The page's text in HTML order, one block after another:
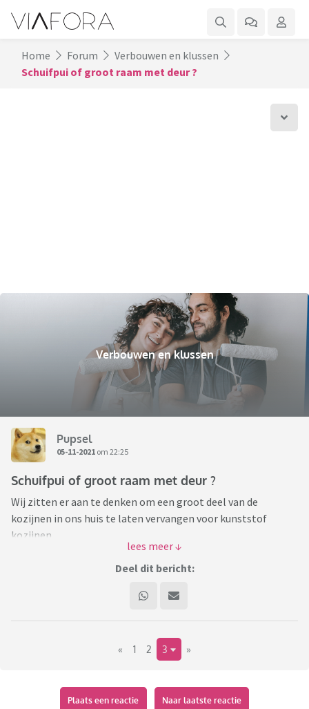
Home Forum
Verbouwen en klussen
Schuifpui of groot raam met deur ?
Verbouwen en klussen
Pupsel
05-11-2021 om 22:25
Schuifpui of groot raam met deur ?
Wij zitten er aan te denken om een groot deel van de
kozijnen in ons huis te laten vervangen voor kunststof
kozijnen.
Nu hebben we een groot raam (niet tot de grond) aan de
achterkant van het huis met daar naast een deur. In totaal
En nu twijfel ik wat mooier / handiger is. Een groot raam tot
de grond en een deur er naast. Of een schuifpui over de hele
- gevoelsmatig trek je de tuin meer bij je woonkamer.
-kan verder open, ook meer verbinding met de tuin
Deel dit bericht:
« 1 2 3 »
Plaats een reactie Naar laatste reactie